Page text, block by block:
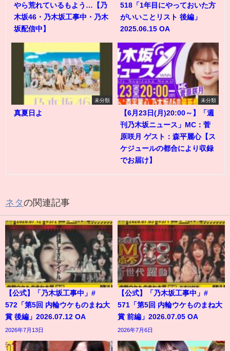
やら荒れているもよう…【乃
木坂46・乃木坂工事中・乃木
坂配信中】
518「1年目にやっておいた方
がいいことリスト 後編」
2025.06.15 OA
未分類
真夏日よ
未分類
【6月23日(月)20:00～】「週
刊乃木坂ニュース」MC：菅
原咲月 ゲスト：森平麗心【ス
ケジュールの都合により収録
でお届け】
ネタの関連記事
【公式】「乃木坂工事中」#
572「第5回 内輪ウケものまね大
賞 後編」2026.07.12 OA
2026年7月13日
【公式】「乃木坂工事中」#
571「第5回 内輪ウケものまね大
賞 前編」2026.07.05 OA
2026年7月6日